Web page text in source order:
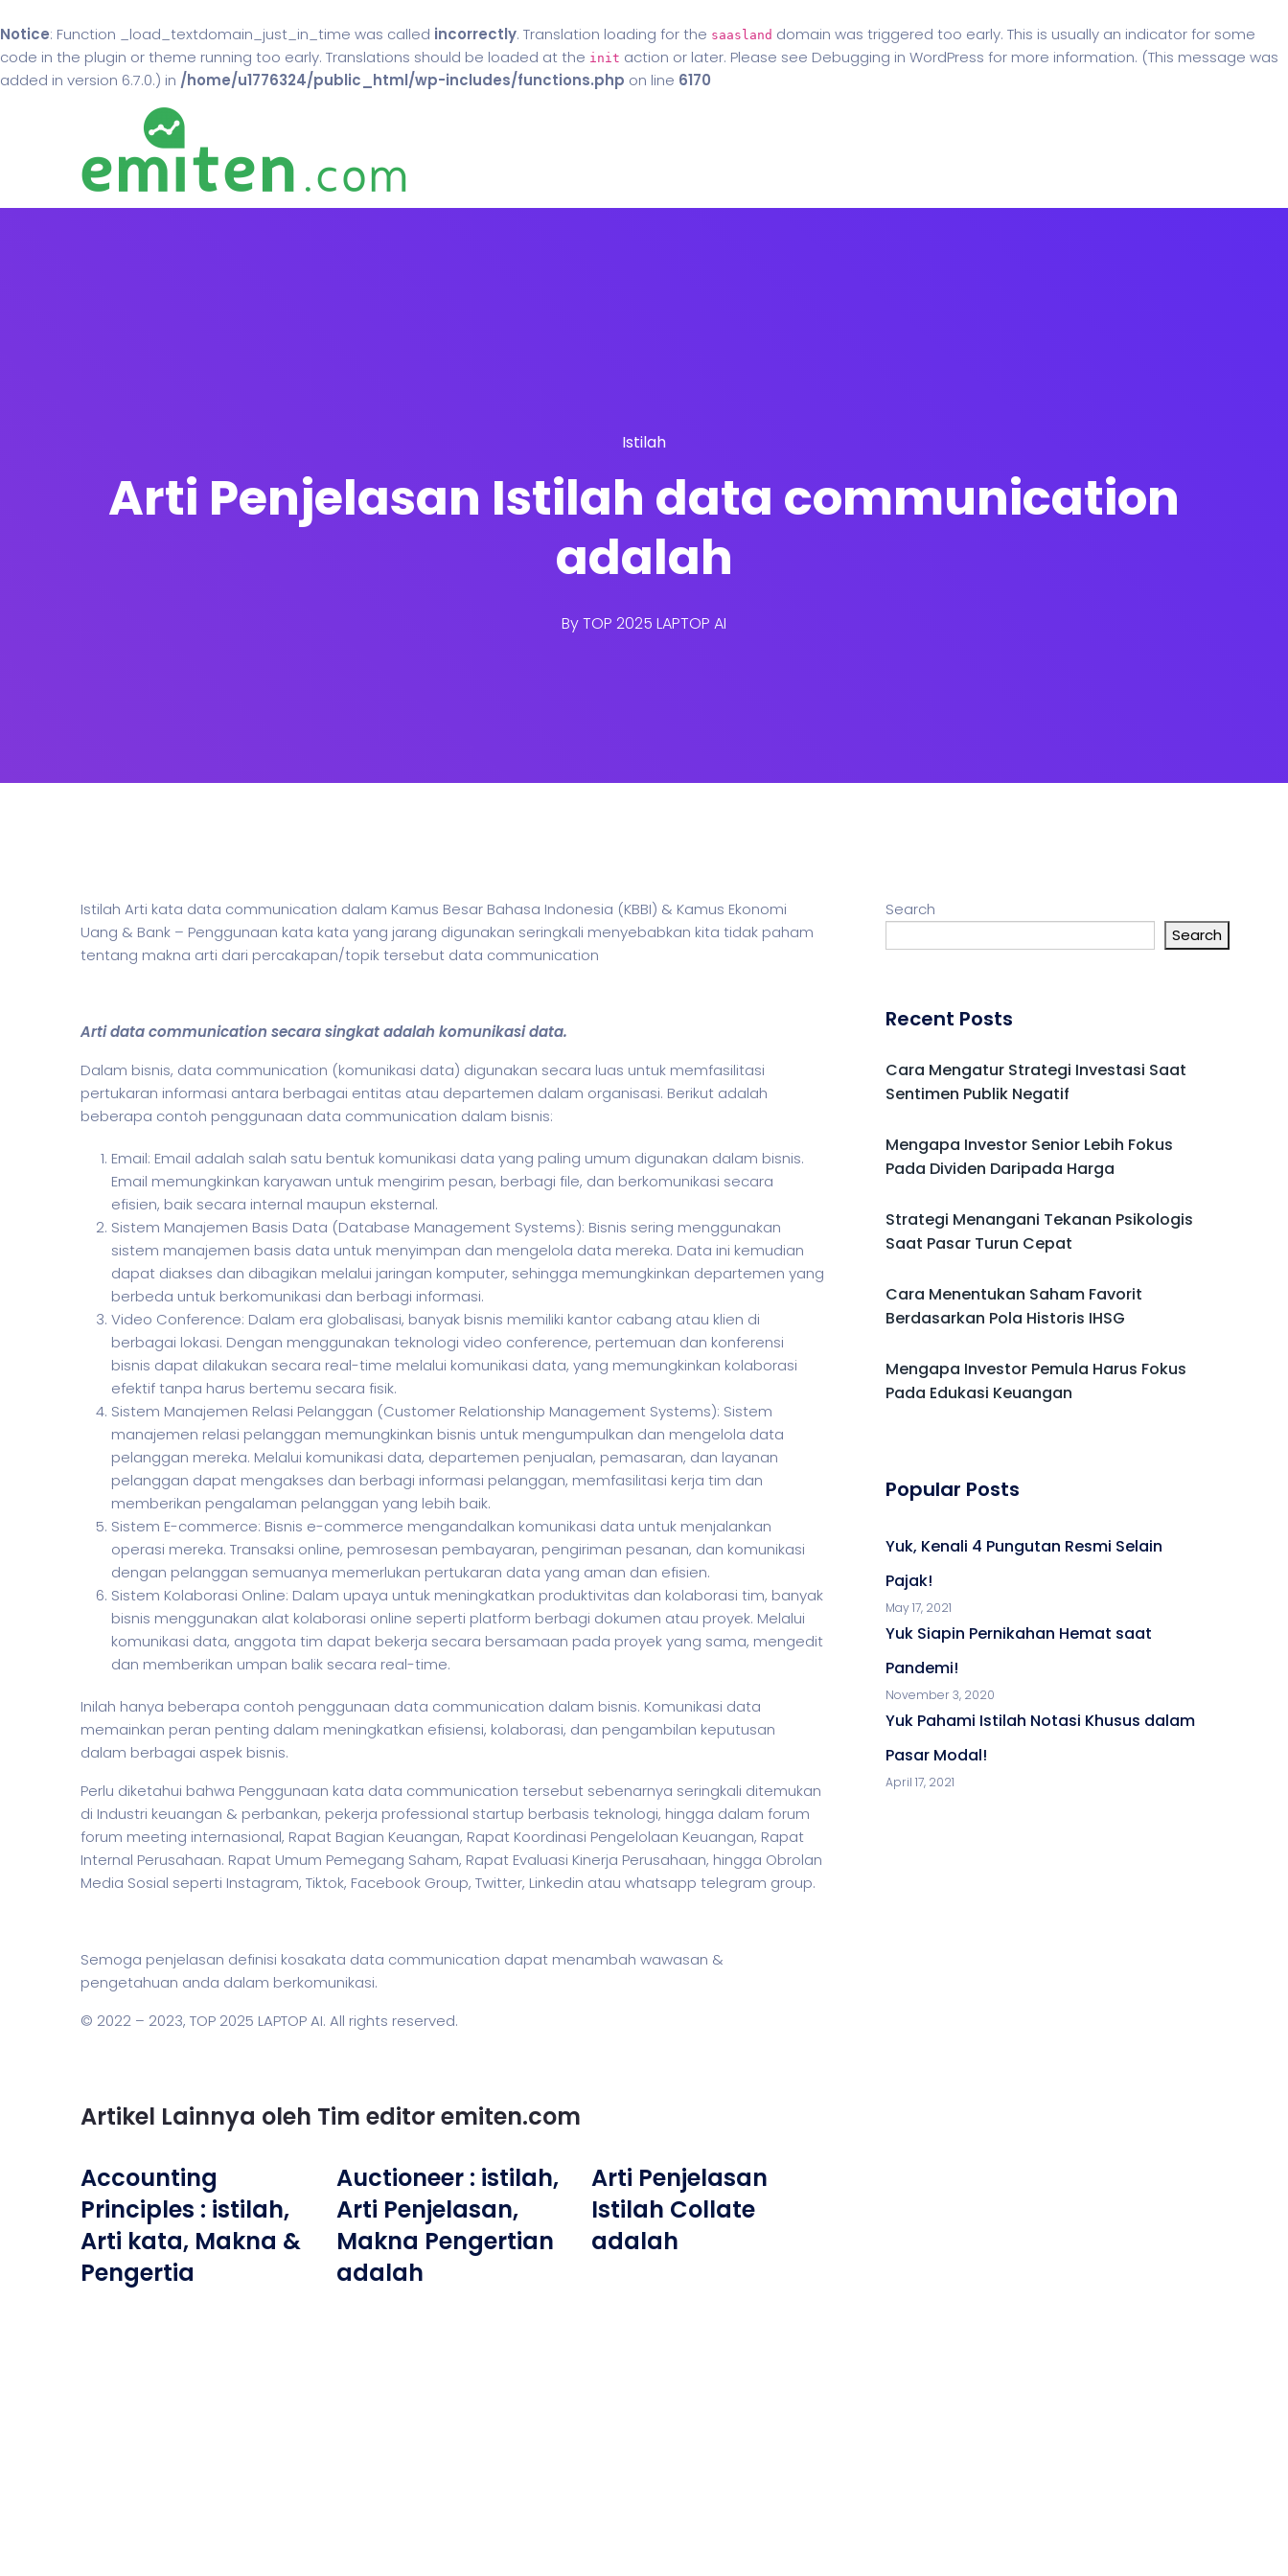
Notice: Function _load_textdomain_just_in_time was called incorrectly. Translation loading for the saasland domain was triggered too early. This is usually an indicator for some
code in the plugin or theme running too early. Translations should be loaded at the init action or later. Please see Debugging in WordPress for more information. (This message was
added in version 6.7.0.) in /home/u1776324/public_html/wp-includes/functions.php on line 6170
Istilah
Arti Penjelasan Istilah data communication
adalah
ByTOP 2025 LAPTOP AI
Istilah Arti kata data communication dalam Kamus Besar Bahasa Indonesia (KBBI) & Kamus Ekonomi
Uang & Bank – Penggunaan kata kata yang jarang digunakan seringkali menyebabkan kita tidak paham
tentang makna arti dari percakapan/topik tersebut data communication
Arti data communication secara singkat adalah komunikasi data.
Dalam bisnis, data communication (komunikasi data) digunakan secara luas untuk memfasilitasi
pertukaran informasi antara berbagai entitas atau departemen dalam organisasi. Berikut adalah
beberapa contoh penggunaan data communication dalam bisnis:
Email: Email adalah salah satu bentuk komunikasi data yang paling umum digunakan dalam bisnis.
Email memungkinkan karyawan untuk mengirim pesan, berbagi file, dan berkomunikasi secara
efisien, baik secara internal maupun eksternal.
Sistem Manajemen Basis Data (Database Management Systems): Bisnis sering menggunakan
sistem manajemen basis data untuk menyimpan dan mengelola data mereka. Data ini kemudian
dapat diakses dan dibagikan melalui jaringan komputer, sehingga memungkinkan departemen yang
berbeda untuk berkomunikasi dan berbagi informasi.
Video Conference: Dalam era globalisasi, banyak bisnis memiliki kantor cabang atau klien di
berbagai lokasi. Dengan menggunakan teknologi video conference, pertemuan dan konferensi
bisnis dapat dilakukan secara real-time melalui komunikasi data, yang memungkinkan kolaborasi
efektif tanpa harus bertemu secara fisik.
Sistem Manajemen Relasi Pelanggan (Customer Relationship Management Systems): Sistem
manajemen relasi pelanggan memungkinkan bisnis untuk mengumpulkan dan mengelola data
pelanggan mereka. Melalui komunikasi data, departemen penjualan, pemasaran, dan layanan
pelanggan dapat mengakses dan berbagi informasi pelanggan, memfasilitasi kerja tim dan
memberikan pengalaman pelanggan yang lebih baik.
Sistem E-commerce: Bisnis e-commerce mengandalkan komunikasi data untuk menjalankan
operasi mereka. Transaksi online, pemrosesan pembayaran, pengiriman pesanan, dan komunikasi
dengan pelanggan semuanya memerlukan pertukaran data yang aman dan efisien.
Sistem Kolaborasi Online: Dalam upaya untuk meningkatkan produktivitas dan kolaborasi tim, banyak
bisnis menggunakan alat kolaborasi online seperti platform berbagi dokumen atau proyek. Melalui
komunikasi data, anggota tim dapat bekerja secara bersamaan pada proyek yang sama, mengedit
dan memberikan umpan balik secara real-time.
Inilah hanya beberapa contoh penggunaan data communication dalam bisnis. Komunikasi data
memainkan peran penting dalam meningkatkan efisiensi, kolaborasi, dan pengambilan keputusan
dalam berbagai aspek bisnis.
Perlu diketahui bahwa Penggunaan kata data communication tersebut sebenarnya seringkali ditemukan
di Industri keuangan & perbankan, pekerja professional startup berbasis teknologi, hingga dalam forum
forum meeting internasional, Rapat Bagian Keuangan, Rapat Koordinasi Pengelolaan Keuangan, Rapat
Internal Perusahaan. Rapat Umum Pemegang Saham, Rapat Evaluasi Kinerja Perusahaan, hingga Obrolan
Media Sosial seperti Instagram, Tiktok, Facebook Group, Twitter, Linkedin atau whatsapp telegram group.
Semoga penjelasan definisi kosakata data communication dapat menambah wawasan &
pengetahuan anda dalam berkomunikasi.
© 2022 – 2023, TOP 2025 LAPTOP AI. All rights reserved.
Artikel Lainnya oleh Tim editor emiten.com
Accounting
Principles : istilah,
Arti kata, Makna &
Pengertia
Auctioneer : istilah,
Arti Penjelasan,
Makna Pengertian
adalah
Arti Penjelasan
Istilah Collate
adalah
Search
Search
Recent Posts
Cara Mengatur Strategi Investasi Saat
Sentimen Publik Negatif
Mengapa Investor Senior Lebih Fokus
Pada Dividen Daripada Harga
Strategi Menangani Tekanan Psikologis
Saat Pasar Turun Cepat
Cara Menentukan Saham Favorit
Berdasarkan Pola Historis IHSG
Mengapa Investor Pemula Harus Fokus
Pada Edukasi Keuangan
Popular Posts
Yuk, Kenali 4 Pungutan Resmi Selain
Pajak!
May 17, 2021
Yuk Siapin Pernikahan Hemat saat
Pandemi!
November 3, 2020
Yuk Pahami Istilah Notasi Khusus dalam
Pasar Modal!
April 17, 2021